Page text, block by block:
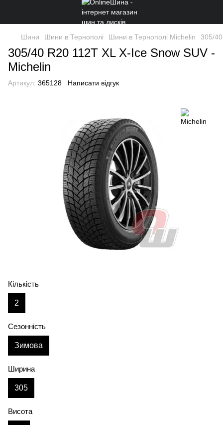
Шини Шини в Тернополі Шини в Тернополі Michelin 305/
305/40 R20 112T XL X-Ice Snow SUV -
Michelin
Артикул: 365128 Написати відгук
Кількість
2
Сезонність
Зимова
Ширина
305
Висота